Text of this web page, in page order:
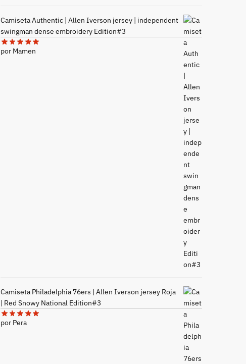
Camiseta Authentic | Allen Iverson jersey | independent
swingman dense embroidery Edition#3
por Mamen
Camiseta Philadelphia 76ers | Allen Iverson jersey Roja
| Red Snowy National Edition#3
por Pera